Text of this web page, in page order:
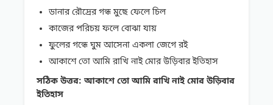
ডানার রৌদ্রের গন্ধ মুছে ফেলে চিল
কাজের পরিচয় ফলে বােঝা যায়
ফুলের গন্ধে ঘুম আসেনা একলা জেগে রই
আকাশে তাে আমি রাখি নাই মাের উড়িবার ইতিহাস
সঠিক উত্তর: আকাশে তাে আমি রাখি নাই মাের উড়িবার
ইতিহাস